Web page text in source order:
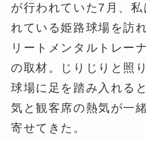
が行われていた7月、
れている姫路球場を訪
リートメンタルトレー
の取材。じりじりと照
球場に足を踏み入れる
気と観客席の熱気が一
寄せてきた。